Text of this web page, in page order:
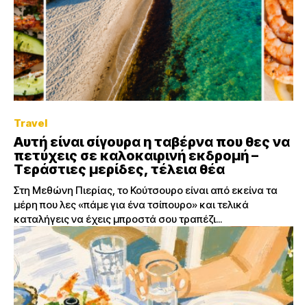
Travel
Aυτή είναι σίγουρα η ταβέρνα που θες να
πετύχεις σε καλοκαιρινή εκδρομή –
Τεράστιες μερίδες, τέλεια θέα
Στη Μεθώνη Πιερίας, το Κούτσουρο είναι από εκείνα τα
μέρη που λες «πάμε για ένα τσίπουρο» και τελικά
καταλήγεις να έχεις μπροστά σου τραπέζι...